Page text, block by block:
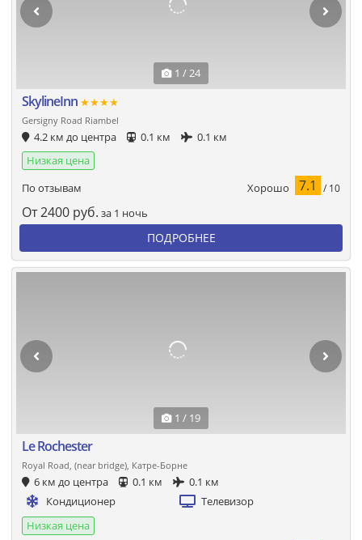
1 / 24
SkylineInn ★★★★
Gersigny Road Riambel
4.2 км до центра 0.1 км
0.1 км
Низкая цена
По отзывам
Хорошо 7.1 / 10
От2400 руб. за 1 ночь
ПОДРОБНЕЕ
1 / 19
Le Rochester
Royal Road, (near bridge), Катре-Борне
6 км до центра 0.1 км
0.1 км
Кондиционер
Телевизор
Низкая цена